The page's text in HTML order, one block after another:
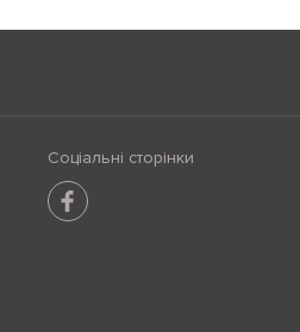
Соціальні сторінки